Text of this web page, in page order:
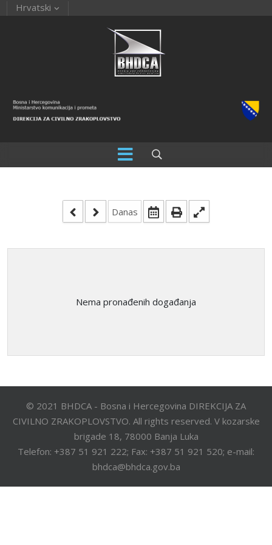
Hrvatski
Danas
Nema pronađenih događanja
© 2021 BHDCA - Bosna i Hercegovina DIREKCIJA ZA
CIVILNO ZRAKOPLOVSTVO. All rights reserved. V kozarske
brigade 18, 78000 Banja Luka
Telefon: +387 51 921 222; Fax: +387 51 921 520; e-mail:
bhdca@bhdca.gov.ba